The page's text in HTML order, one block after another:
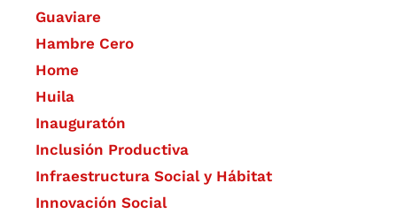
Guaviare
Hambre Cero
Home
Huila
Inauguratón
Inclusión Productiva
Infraestructura Social y Hábitat
​Innovación Social